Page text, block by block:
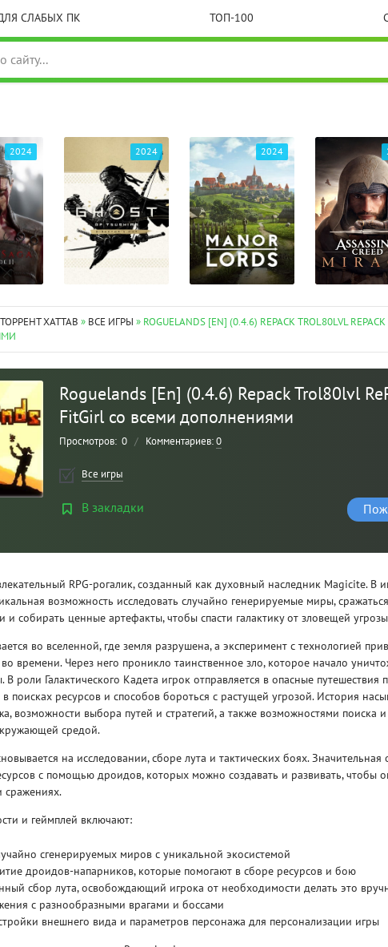
СЛАБЫХ ПК ТОП-100
2024 2024 2024
XATTAB » ВСЕ ИГРЫ » ROGUELANDS [EN] (0.4.6) REPACK TROL80LVL
Roguelands [En] (0.4.6) Repack Trol80lvl
FitGirl со всеми дополнениями
Просмотров: 0 / Комментариев:0
Все игры
В закладки
RPG-рогалик, созданный как духовный наследник Magicite. В
возможность исследовать случайно генерируемые миры,
и собирать ценные артефакты, чтобы спасти галактику от зловещей
во вселенной, где земля разрушена, а эксперимент с технологией
времени. Через него проникло таинственное зло, которое начало
В роли Галактического Кадета игрок отправляется в опасные путешествия
поисках ресурсов и способов бороться с растущей угрозой. История
возможности выбора путей и стратегий, а также возможностями поиска и
средой.
на исследовании, сборе лута и тактических боях. Значительная
с помощью дроидов, которых можно создавать и развивать, чтобы
сражениях.
и геймплей включают:
сгенерируемых миров с уникальной экосистемой
дроидов-напарников, которые помогают в сборе ресурсов и бою
сбор лута, освобождающий игрока от необходимости делать это
с разнообразными врагами и боссами
внешнего вида и параметров персонажа для персонализации игры
3/ 5.0
CLAIR OBSCUR: EXPEDITION 33 НА
3/ 5.0 65 ГБ
ELDEN RING ДОПОЛНЕНИЕ
3 /
CLAIR
РУССКОМ
ELDEN